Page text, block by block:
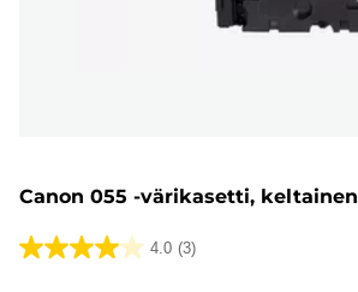
Canon 055 -värikasetti, keltainen
4.0 (3)
4.0/5